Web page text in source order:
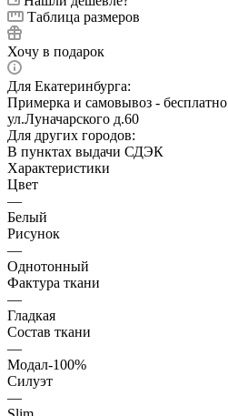
Таблица размеров
Хочу в подарок
Для Екатеринбурга:
Примерка и самовывоз - бесплатно
ул.Луначарского д.60
Для других городов:
В пунктах выдачи СДЭК
Характеристики
Цвет
—
Белый
Рисунок
—
Однотонный
Фактура ткани
—
Гладкая
Состав ткани
—
Модал-100%
Силуэт
—